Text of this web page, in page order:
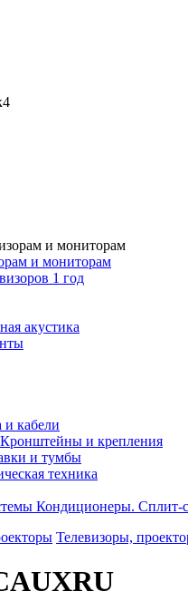
и мониторам
1 год
акустика
и кабели
Кронштейны и крепления
и тумбы
техника
Кондиционеры. Сплит-
Телевизоры,